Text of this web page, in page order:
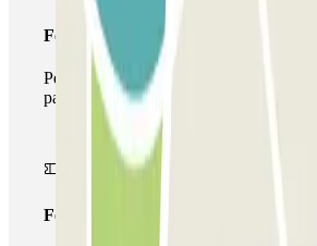
Forfait Simple
Pendant votre séjour, vous ne pourrez
parking qu'une seule fois
Forfait de stationnement multiple